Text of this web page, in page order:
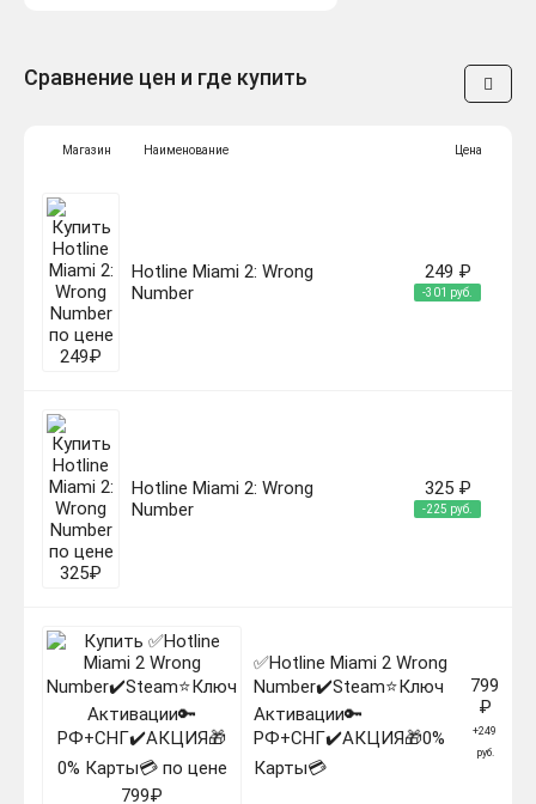
Сравнение цен и где купить
Магазин Наименование Цена
Hotline Miami 2: Wrong
Number
249 ₽
-301 руб.
Hotline Miami 2: Wrong
Number
325 ₽
-225 руб.
✅Hotline Miami 2 Wrong
Number✔️Steam⭐Ключ
Активации🔑
РФ+СНГ✔️АКЦИЯ🎁0%
Карты💳
799
₽
+249
руб.